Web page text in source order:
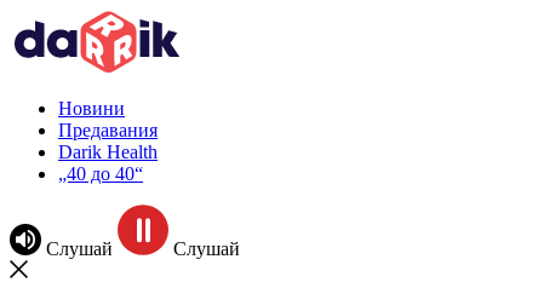
Новини
Предавания
Darik Health
„40 до 40“
Слушай Слушай